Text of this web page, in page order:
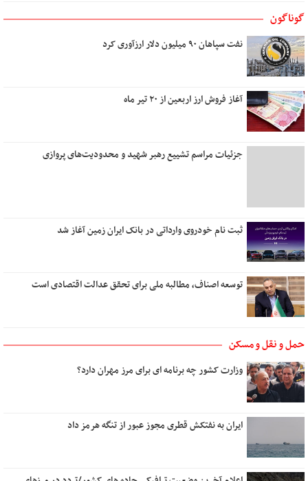
اگر عاشق کسی دیگر شوم
بوی تو
تو در کنج خانه و من رو به راهی دور
دوست داشتن
آب
نخستین نگاه
تو نیستی که ببینی
من و تو، درخت و بارون
زیبا
دل روشنی دارم ای عشق
گوناگون
نفت سپاهان ۹۰ میلیون دلار ارزآوری کرد
آغاز فروش ارز اربعین از ۲۰ تیر ماه
جزئیات مراسم تشییع رهبر شهید و محدودیت‌های پروازی
ثبت نام خودروی وارداتی در بانک ایران زمین آغاز شد
توسعه اصناف، مطالبه ملی برای تحقق عدالت اقتصادی است
حمل و نقل و مسکن
وزارت کشور چه برنامه ای برای مرز مهران دارد؟
ایران به نفتکش قطری مجوز عبور از تنگه هرمز داد